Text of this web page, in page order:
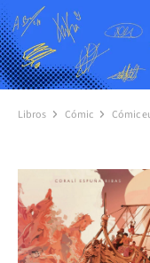
Libros Cómic Cómic